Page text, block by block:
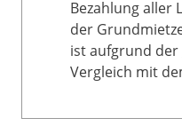
Bezahlung aller
der
ist aufgrund der
Vergleich mit